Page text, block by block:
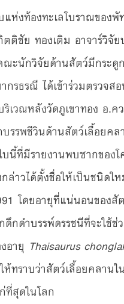
ห่งท้องทะเลโบราณของ
ติชัย ทองเติม อาจาร์วิ
ะนักวิจัยด้านสัตว์มีกระดู
รธรณี ได้เข้าร่วมตรวจส
เวณหลังวัดภูเขาทอง อ.
รรพชีวินด้านสัตว์เลื้อยค
นี้ที่มีรายงานพบซากของ
วได้ตั้งชื่อให้เป็นชนิดให
โดยอายุที่แน่นอนของสัต
กดำบรรพ์ดรรชนีที่จะใช้
อายุ Thaisaurus
ทราบว่าสัตว์เลื้อยคลาน
ที่สุดในโลก